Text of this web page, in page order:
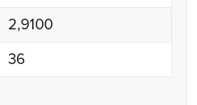
2,9100
36